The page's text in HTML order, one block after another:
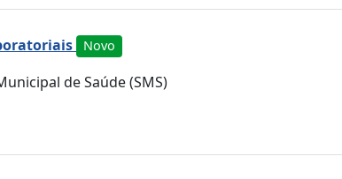
Novo
de Saúde (SMS)